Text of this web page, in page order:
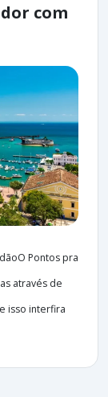
com
Pontos pra
através de
isso interfira